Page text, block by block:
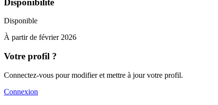
Disponible
À partir de février 2026
Votre profil ?
Connectez-vous pour modifier et mettre à jour votre profil.
Connexion